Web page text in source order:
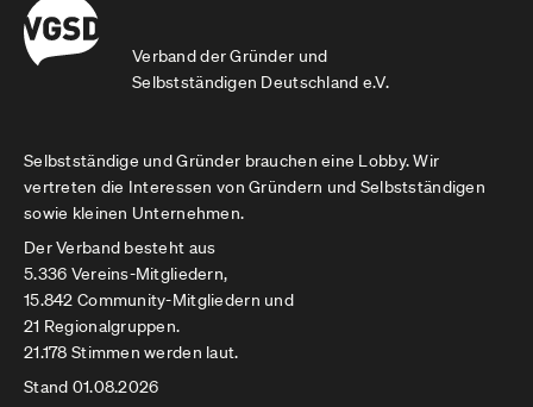
Verband der Gründer und
Selbstständigen Deutschland e.V.
Selbstständige und Gründer brauchen eine Lobby. Wir
vertreten die Interessen von Gründern und Selbstständigen
sowie kleinen Unternehmen.
Der Verband besteht aus
5.336 Vereins-Mitgliedern,
15.842 Community-Mitgliedern und
21 Regionalgruppen.
21.178 Stimmen werden laut.
Stand 01.08.2026